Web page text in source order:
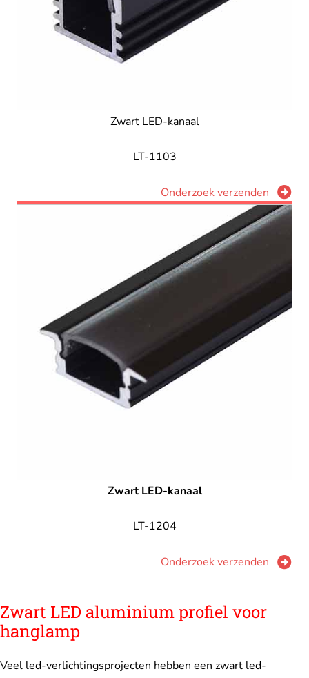
Zwart LED-kanaal
LT-1103
Onderzoek verzenden
Zwart LED-kanaal
LT-1204
Onderzoek verzenden
Zwart LED aluminium profiel voor
hanglamp
Veel led-verlichtingsprojecten hebben een zwart led-